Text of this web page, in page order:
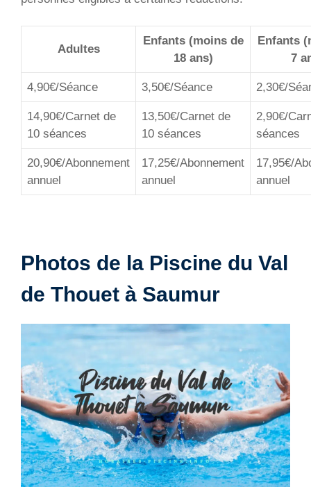
Adultes
Enfants (moins de
18 ans)
Enfants
7
4,90€/Séance 3,50€/Séance 2,30€/
14,90€/Carnet de
10 séances
13,50€/Carnet de
10 séances
2,90€/
séances
20,90€/Abonnement
annuel
17,25€/Abonnement
annuel
17,95€/
annuel
Photos de la Piscine du Val
de Thouet à Saumur